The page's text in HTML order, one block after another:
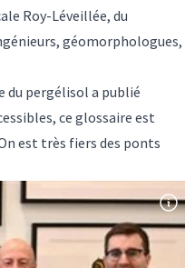
Roy-Léveillée, du
géomorphologues,
du pergélisol a publié
ce glossaire est
est très fiers des ponts